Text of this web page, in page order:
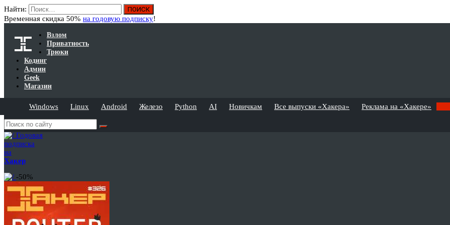
Найти:
Временная скидка 50% на годовую подписку!
Взлом
Приватность
Трюки
Кодинг
Админ
Geek
Магазин
Windows Linux Android Железо Python AI Новичкам Все выпуски «Хакера» Реклама на «Хакере»
Годовая
подписка
на
Хакер
-50%